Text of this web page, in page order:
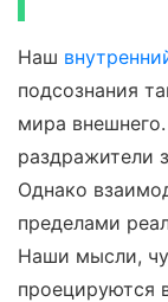
Наш
подсознания
мира
раздражители
Однако
пределами
Наши мысли,
проецируются